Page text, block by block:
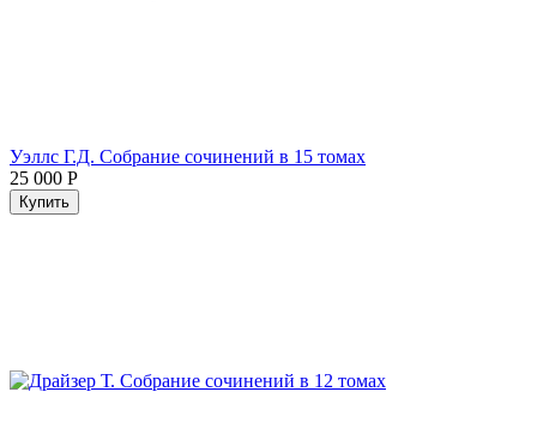
Уэллс Г.Д. Собрание сочинений в 15 томах
25 000 Р
Купить